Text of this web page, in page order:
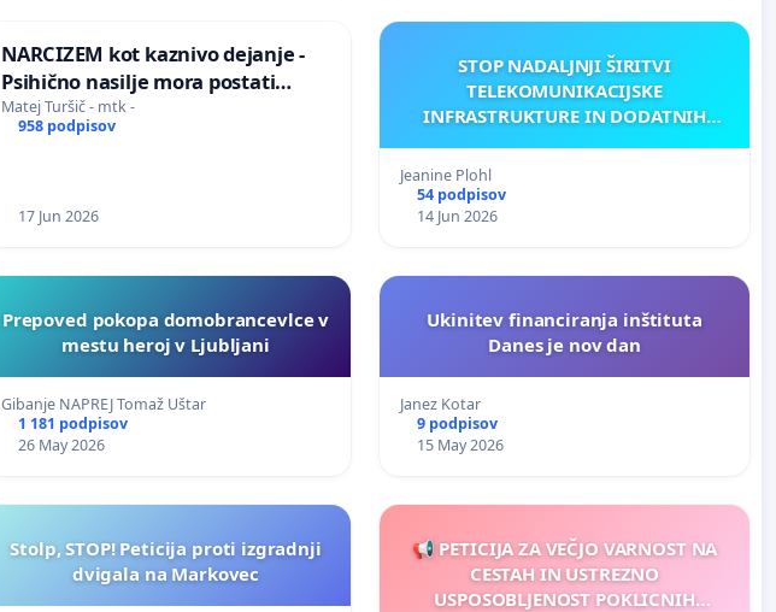
NARCIZEM kot kaznivo dejanje -
Psihično nasilje mora postati
enako prepoznano kot fizično
nasilje
Matej Turšič - mtk -
958 podpisov
17 Jun 2026
STOP NADALJNJI ŠIRITVI
TELEKOMUNIKACIJSKE
INFRASTRUKTURE IN DODATNIH
Jeanine Plohl
54 podpisov
14 Jun 2026
Prepoved pokopa domobrancevlce v
mestu heroj v Ljubljani
Gibanje NAPREJ Tomaž Uštar
1 181 podpisov
26 May 2026
Ukinitev financiranja inštituta
Danes je nov dan
Janez Kotar
9 podpisov
15 May 2026
Stolp, STOP! Peticija proti izgradnji
dvigala na Markovec
📢 PETICIJA ZA VEČJO VARNOST NA
CESTAH IN USTREZNO
USPOSOBLJENOST POKLICNIH